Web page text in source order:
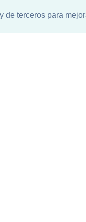
de terceros para